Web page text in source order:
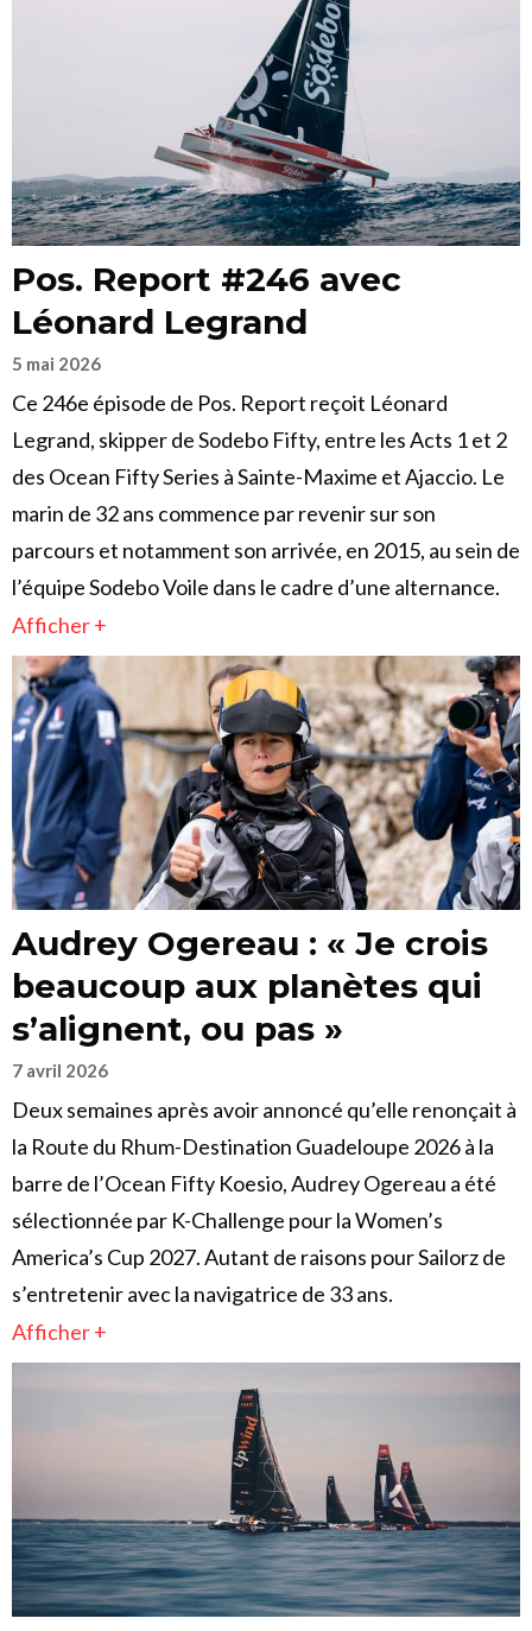
Pos. Report #246 avec
Léonard Legrand
5 mai 2026
Ce 246e épisode de Pos. Report reçoit Léonard
Legrand, skipper de Sodebo Fifty, entre les Acts 1 et 2
des Ocean Fifty Series à Sainte-Maxime et Ajaccio. Le
marin de 32 ans commence par revenir sur son
parcours et notamment son arrivée, en 2015, au sein de
l’équipe Sodebo Voile dans le cadre d’une alternance.
Afficher +
Audrey Ogereau : « Je crois
beaucoup aux planètes qui
s’alignent, ou pas »
7 avril 2026
Deux semaines après avoir annoncé qu’elle renonçait à
la Route du Rhum-Destination Guadeloupe 2026 à la
barre de l’Ocean Fifty Koesio, Audrey Ogereau a été
sélectionnée par K-Challenge pour la Women’s
America’s Cup 2027. Autant de raisons pour Sailorz de
s’entretenir avec la navigatrice de 33 ans.
Afficher +